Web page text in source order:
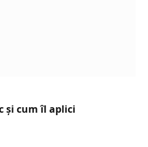
și cum îl aplici